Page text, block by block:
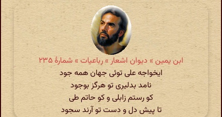
ابن یمین » دیوان اشعار » رباعیات » شمارهٔ ۲۳۵
ایخواجه علی توئی جهان همه جود
نامد بدلیری تو هرگز بوجود
کو رستم زابلی و کو حاتم طی
تا پیش دل و دست تو آرند سجود